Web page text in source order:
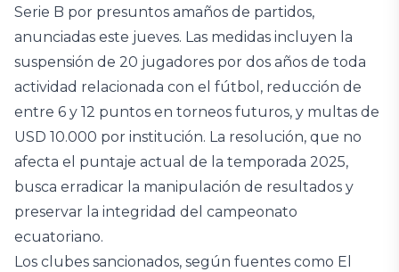
Serie B por presuntos amaños de partidos,
anunciadas este jueves. Las medidas incluyen la
suspensión de 20 jugadores por dos años de toda
actividad relacionada con el fútbol, reducción de
entre 6 y 12 puntos en torneos futuros, y multas de
USD 10.000 por institución. La resolución, que no
afecta el puntaje actual de la temporada 2025,
busca erradicar la manipulación de resultados y
preservar la integridad del campeonato
ecuatoriano.
Los clubes sancionados, según fuentes como El